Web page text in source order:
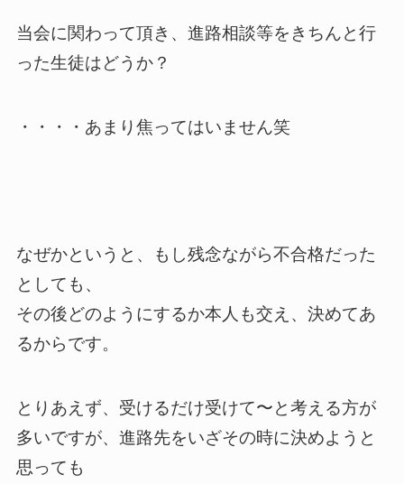
当会に関わって頂き、進路相談等をきちんと行
った生徒はどうか？
・・・・あまり焦ってはいません笑
なぜかというと、もし残念ながら不合格だった
としても、
その後どのようにするか本人も交え、決めてあ
るからです。
とりあえず、受けるだけ受けて〜と考える方が
多いですが、進路先をいざその時に決めようと
思っても